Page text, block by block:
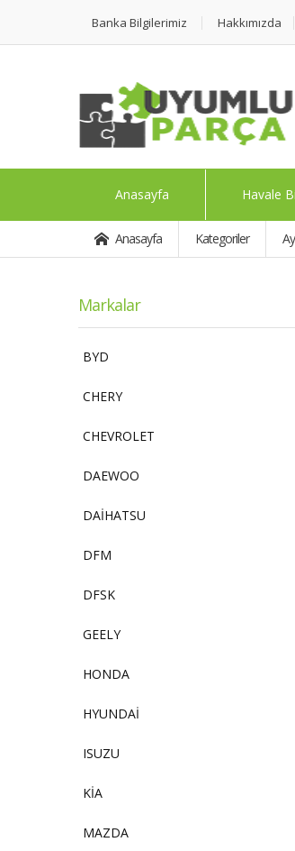
Banka Bilgilerimiz Hakkımızda
Anasayfa Havale
Anasayfa Kategoriler
Markalar
BYD
CHERY
CHEVROLET
DAEWOO
DAİHATSU
DFM
DFSK
GEELY
HONDA
HYUNDAİ
ISUZU
KİA
MAZDA